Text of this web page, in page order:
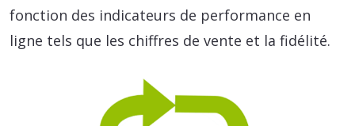
fonction des indicateurs de performance en
ligne tels que les chiffres de vente et la fidélité.